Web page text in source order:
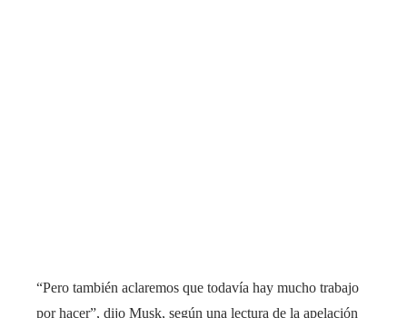
“Pero también aclaremos que todavía hay mucho trabajo
por hacer”, dijo Musk, según una lectura de la apelación